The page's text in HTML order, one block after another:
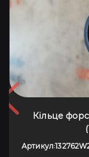
Кільце
Артикул: